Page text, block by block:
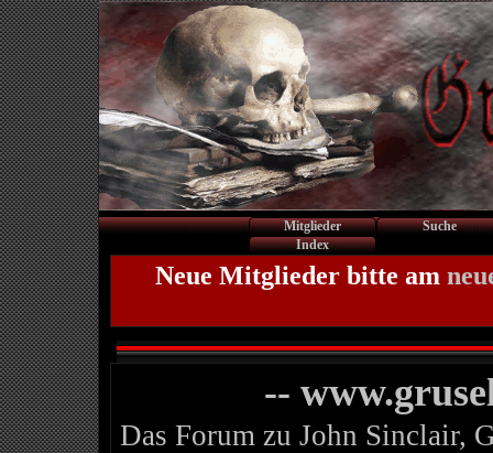
Mitglieder
Suche
Index
Neue Mitglieder bitte am
--
Das Forum zu John Sinclair,